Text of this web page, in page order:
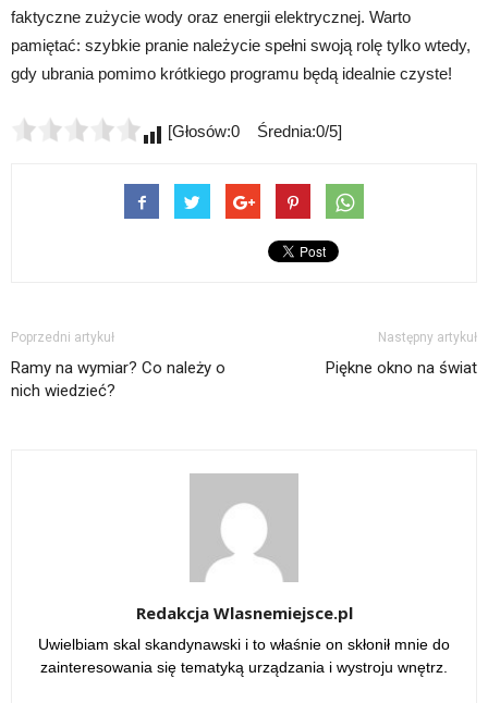
faktyczne zużycie wody oraz energii elektrycznej. Warto
pamiętać: szybkie pranie należycie spełni swoją rolę tylko wtedy,
gdy ubrania pomimo krótkiego programu będą idealnie czyste!
[Głosów:0 Średnia:0/5]
Poprzedni artykuł
Ramy na wymiar? Co należy o
nich wiedzieć?
Następny artykuł
Piękne okno na świat
Redakcja Wlasnemiejsce.pl
Uwielbiam skal skandynawski i to właśnie on skłonił mnie do
zainteresowania się tematyką urządzania i wystroju wnętrz.